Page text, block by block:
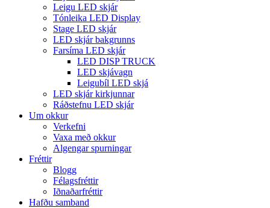
Leigu LED skjár
Tónleika LED Display
Stage LED skjár
LED skjár bakgrunns
Farsíma LED skjár
LED DISP TRUCK
LED skjávagn
Leigubíl LED skjá
LED skjár kirkjunnar
Ráðstefnu LED skjár
Um okkur
Verkefni
Vaxa með okkur
Algengar spurningar
Fréttir
Blogg
Félagsfréttir
Iðnaðarfréttir
Hafðu samband